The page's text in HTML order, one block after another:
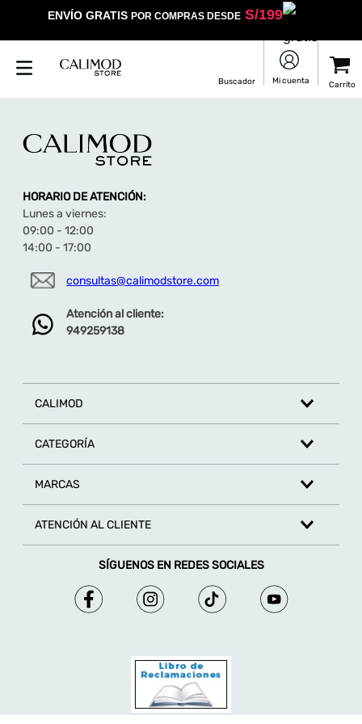
ENVÍO GRATIS POR COMPRAS DESDES/199
HORARIO DE ATENCIÓN:
Lunes a viernes:
09:00 - 12:00
14:00 - 17:00
consultas@calimodstore.com
Atención al cliente:
949259138
CALIMOD
CATEGORÍA
MARCAS
ATENCIÓN AL CLIENTE
SÍGUENOS EN REDES SOCIALES